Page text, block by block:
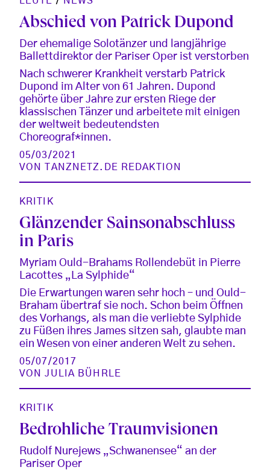
Abschied von Patrick Dupond
Der ehemalige Solotänzer und langjährige
Ballettdirektor der Pariser Oper ist verstorben
Nach schwerer Krankheit verstarb Patrick
Dupond im Alter von 61 Jahren. Dupond
gehörte über Jahre zur ersten Riege der
klassischen Tänzer und arbeitete mit einigen
der weltweit bedeutendsten
Choreograf*innen.
05/03/2021
VON
TANZNETZ.DE REDAKTION
KRITIK
Glänzender Sainsonabschluss
in Paris
Myriam Ould-Brahams Rollendebüt in Pierre
Lacottes „La Sylphide“
Die Erwartungen waren sehr hoch – und Ould-
Braham übertraf sie noch. Schon beim Öffnen
des Vorhangs, als man die verliebte Sylphide
zu Füßen ihres James sitzen sah, glaubte man
ein Wesen von einer anderen Welt zu sehen.
05/07/2017
VONJULIA BÜHRLE
KRITIK
Bedrohliche Traumvisionen
Rudolf Nurejews „Schwanensee“ an der
Pariser Oper